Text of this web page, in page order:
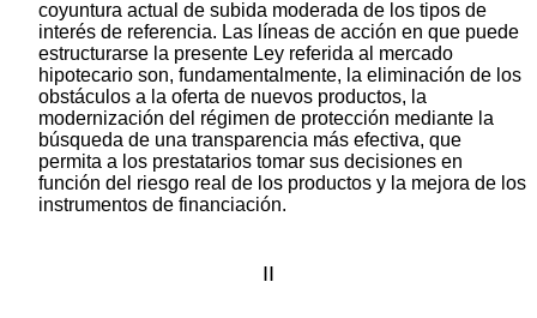
coyuntura actual de subida moderada de los tipos de
interés de referencia. Las líneas de acción en que puede
estructurarse la presente Ley referida al mercado
hipotecario son, fundamentalmente, la eliminación de los
obstáculos a la oferta de nuevos productos, la
modernización del régimen de protección mediante la
búsqueda de una transparencia más efectiva, que
permita a los prestatarios tomar sus decisiones en
función del riesgo real de los productos y la mejora de los
instrumentos de financiación.
II